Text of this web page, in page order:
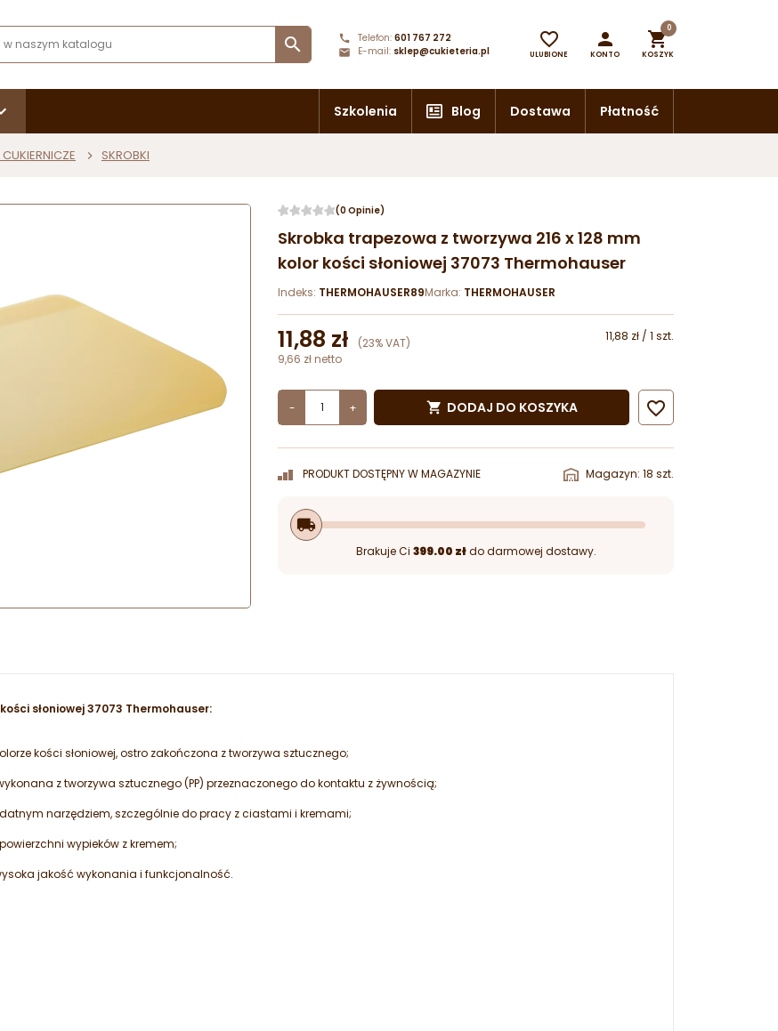
 Telefon: 601 767 272
E-mail: sklep@cukieteria.pl

ULUBIONE

KONTO

0
KOSZYK
Szkolenia Blog Dostawa Płatność
SKROBKI
(0 Opinie)
Skrobka trapezowa z tworzywa 216 x 128 mm
kolor kości słoniowej 37073 Thermohauser
Indeks: THERMOHAUSER89Marka: THERMOHAUSER
11,88 zł (23% VAT)
11,88 zł / 1 szt.
9,66 zł netto
- +  DODAJ DO KOSZYKA 
PRODUKT DOSTĘPNY W MAGAZYNIE Magazyn: 18 szt.
local_shipping
Brakuje Ci 399.00 złdo darmowej dostawy.
słoniowej 37073 Thermohauser:
kości słoniowej, ostro zakończona z tworzywa sztucznego;
z tworzywa sztucznego (PP) przeznaczonego do kontaktu z żywnością;
narzędziem, szczególnie do pracy z ciastami i kremami;
wypieków z kremem;
jakość wykonania i funkcjonalność.